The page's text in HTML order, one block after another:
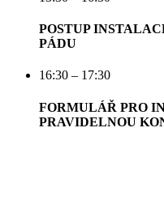
POSTUP
PÁDU
16:30 – 17:30
FORMULÁŘ PRO
PRAVIDELNOU